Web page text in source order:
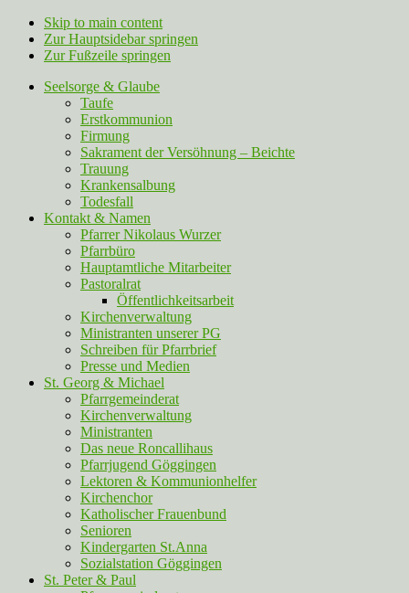
Skip to main content
Zur Hauptsidebar springen
Zur Fußzeile springen
Seelsorge & Glaube
Taufe
Erstkommunion
Firmung
Sakrament der Versöhnung – Beichte
Trauung
Krankensalbung
Todesfall
Kontakt & Namen
Pfarrer Nikolaus Wurzer
Pfarrbüro
Hauptamtliche Mitarbeiter
Pastoralrat
Öffentlichkeitsarbeit
Kirchenverwaltung
Ministranten unserer PG
Schreiben für Pfarrbrief
Presse und Medien
St. Georg & Michael
Pfarrgemeinderat
Kirchenverwaltung
Ministranten
Das neue Roncallihaus
Pfarrjugend Göggingen
Lektoren & Kommunionhelfer
Kirchenchor
Katholischer Frauenbund
Senioren
Kindergarten St.Anna
Sozialstation Göggingen
St. Peter & Paul